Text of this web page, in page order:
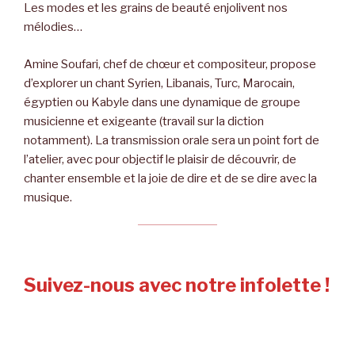
Les modes et les grains de beauté enjolivent nos
mélodies…
Amine Soufari, chef de chœur et compositeur, propose
d’explorer un chant Syrien, Libanais, Turc, Marocain,
égyptien ou Kabyle dans une dynamique de groupe
musicienne et exigeante (travail sur la diction
notamment). La transmission orale sera un point fort de
l’atelier, avec pour objectif le plaisir de découvrir, de
chanter ensemble et la joie de dire et de se dire avec la
musique.
Suivez-nous avec notre infolette !